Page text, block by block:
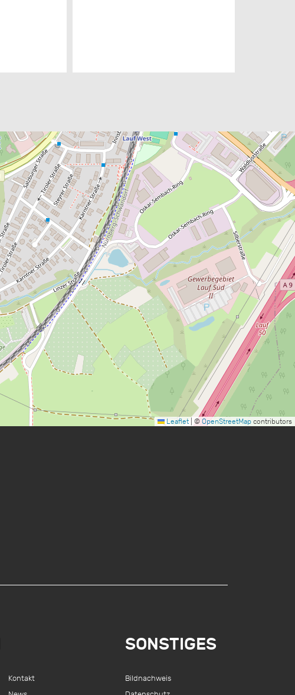
Leaflet © OpenStreetMap contributors
Kontakt
SONSTIGES
Bildnachweis